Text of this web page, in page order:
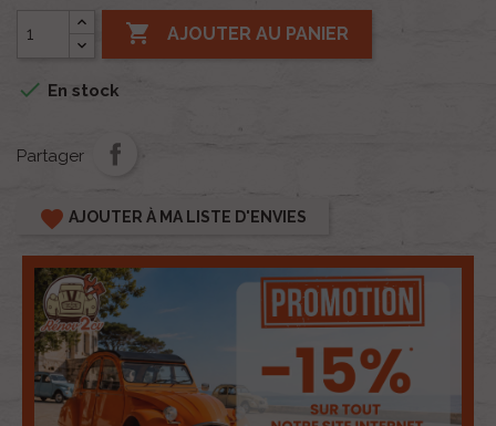
 AJOUTER AU PANIER
 En stock
Partager
favorite AJOUTER À MA LISTE D'ENVIES